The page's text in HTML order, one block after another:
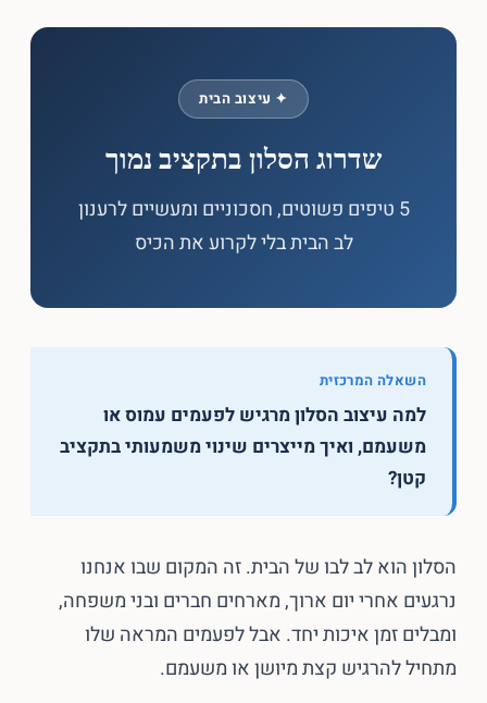
✦ עיצוב הבית
שדרוג הסלון בתקציב נמוך
5 טיפים פשוטים, חסכוניים ומעשיים לרענון
לב הבית בלי לקרוע את הכיס
השאלה המרכזית
למה עיצוב הסלון מרגיש לפעמים עמוס או
משעמם, ואיך מייצרים שינוי משמעותי בתקציב
קטן?
הסלון הוא לב לבו של הבית. זה המקום שבו אנחנו
נרגעים אחרי יום ארוך, מארחים חברים ובני משפחה,
ומבלים זמן איכות יחד. אבל לפעמים המראה שלו
מתחיל להרגיש קצת מיושן או משעמם.